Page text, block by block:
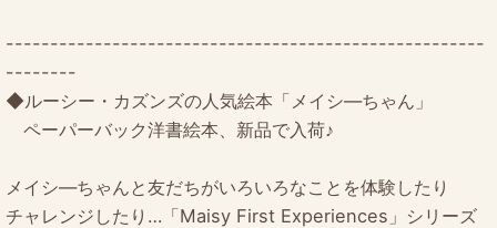
------------------------------------------------------
--------
◆ルーシー・カズンズの人気絵本「メイシ―ちゃん」
ペーパーバック洋書絵本、新品で入荷♪
メイシ―ちゃんと友だちがいろいろなことを体験したり
チャレンジしたり…「Maisy First Experiences」シリーズ